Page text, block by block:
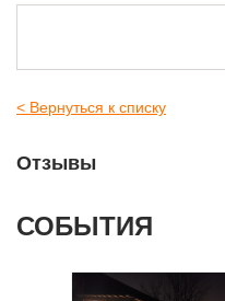
< Вернуться к списку
Отзывы
СОБЫТИЯ